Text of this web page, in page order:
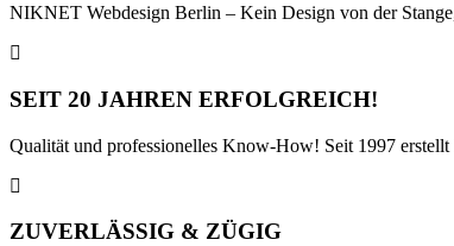
NIKNET Webdesign Berlin – Kein Design von der
SEIT 20 JAHREN ERFOLGREICH!
Qualität und professionelles Know-How! Seit 1997
ZUVERLÄSSIG & ZÜGIG